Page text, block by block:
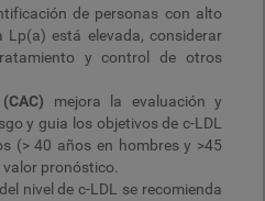
de personas con alto
Lp(a) está elevada, considerar
y control de otros
mejora la evaluación y
y guia los objetivos de c-LDL
(> 40 años en hombres y >45
valor pronóstico.
nivel de c-LDL se recomienda